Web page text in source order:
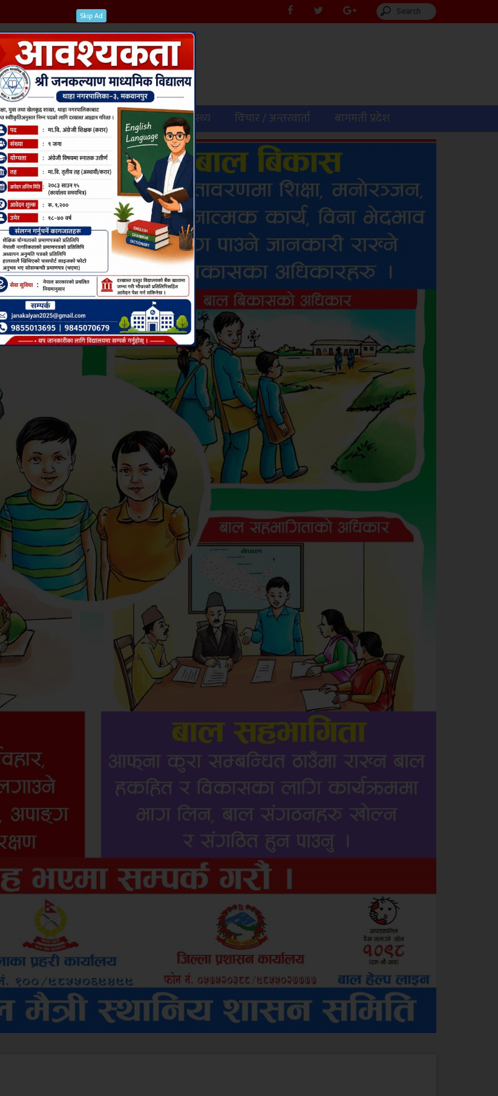
Skip Ad
विश्व कृषि पर्यटन शिक्षा स्वास्थ्य विचार / अन्तरवार्ता बागमती प्रदेश